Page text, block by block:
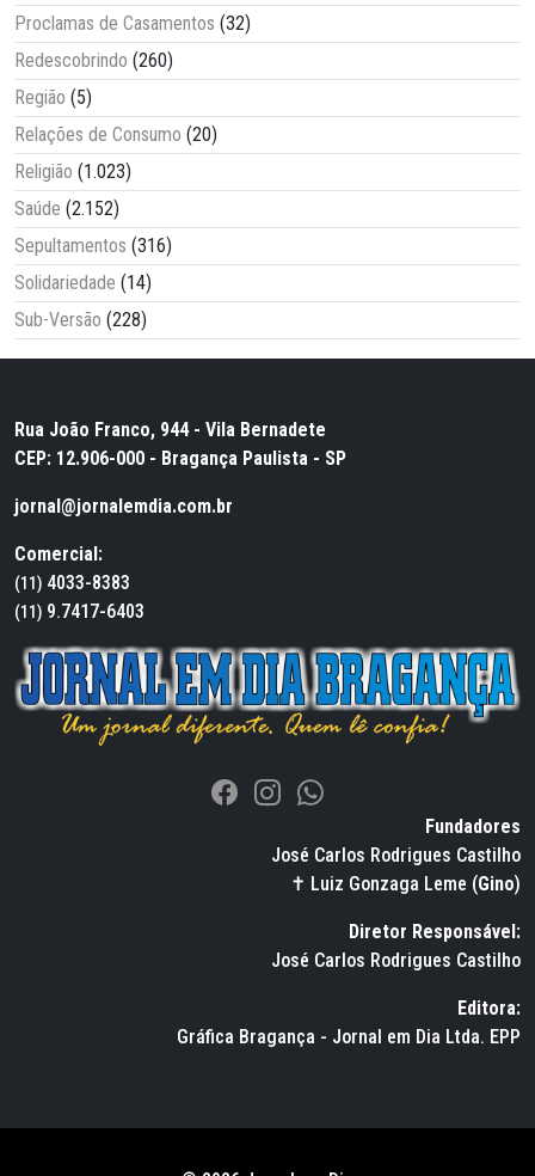
Proclamas de Casamentos (32)
Redescobrindo (260)
Região (5)
Relações de Consumo (20)
Religião (1.023)
Saúde (2.152)
Sepultamentos (316)
Solidariedade (14)
Sub-Versão (228)
Rua João Franco, 944 - Vila Bernadete
CEP: 12.906-000 - Bragança Paulista - SP
jornal@jornalemdia.com.br
Comercial:
(11) 4033-8383
(11) 9.7417-6403
Fundadores
José Carlos Rodrigues Castilho
✝ Luiz Gonzaga Leme (Gino)
Diretor Responsável:
José Carlos Rodrigues Castilho
Editora:
Gráfica Bragança - Jornal em Dia Ltda. EPP